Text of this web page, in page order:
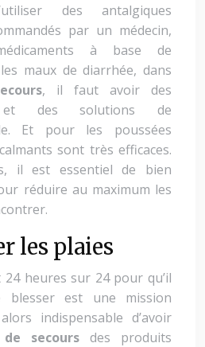
des antalgiques
par un médecin,
à base de
maux de diarrhée, dans
, il faut avoir des
et des solutions de
Et pour les poussées
sont très efficaces.
il est essentiel de bien
réduire au maximum les
les plaies
heures sur 24 pour qu’il
blesser est une mission
indispensable d’avoir
secours des produits